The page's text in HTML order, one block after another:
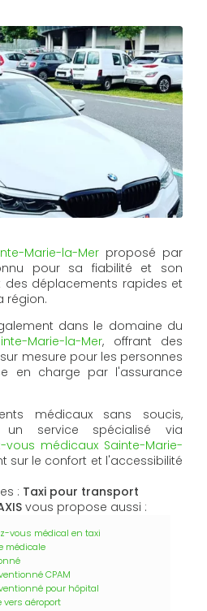
Marie-la-Merproposé par
pour sa fiabilité et son
des déplacements rapides et
région.
dans le domaine du
Marie-la-Mer, offrant des
mesure pour les personnes
en charge par l'assurance
médicaux sans soucis,
service spécialisé via
médicaux Sainte-Marie-
sur le confort et l'accessibilité
: Taxi pour transport
vous propose aussi :
vous médical en taxi
médicale
CPAM
pour hôpital
vers aéroport